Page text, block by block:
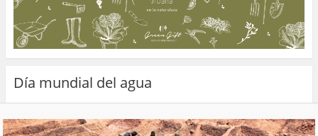
Día mundial del agua